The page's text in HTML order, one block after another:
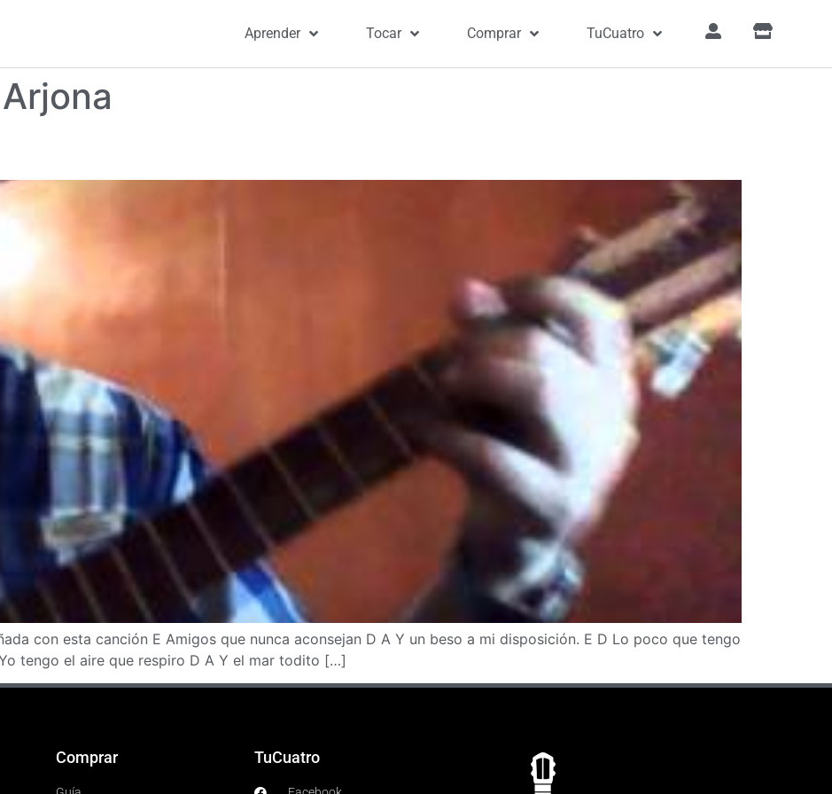
Aprender Tocar Comprar TuCuatro
con esta canción E Amigos que nunca aconsejan D A Y un beso a mi disposición. E D Lo poco que tengo
tengo el aire que respiro D A Y el mar todito […]
Comprar TuCuatro